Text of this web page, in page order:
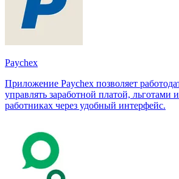
Paychex
Приложение Paychex позволяет
управлять заработной платой, льготами
работниках через удобный интерфейс.